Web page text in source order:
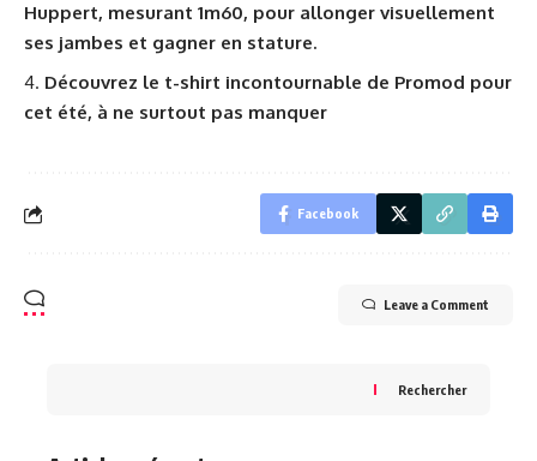
Huppert, mesurant 1m60, pour allonger visuellement
ses jambes et gagner en stature.
Découvrez le t-shirt incontournable de Promod pour
cet été, à ne surtout pas manquer
Facebook
Leave a Comment
Rechercher